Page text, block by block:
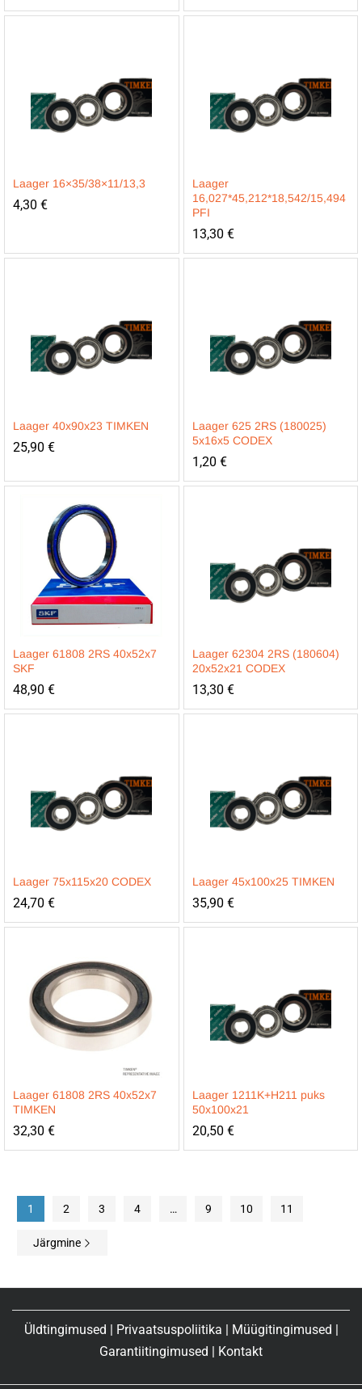
Laager 16×35/38×11/13,3
4,30 €
Laager
16,027*45,212*18,542/15,494
PFI
13,30 €
Laager 40x90x23 TIMKEN
25,90 €
Laager 625 2RS (180025)
5x16x5 CODEX
1,20 €
Laager 61808 2RS 40x52x7
SKF
48,90 €
Laager 62304 2RS (180604)
20x52x21 CODEX
13,30 €
Laager 75x115x20 CODEX
24,70 €
Laager 45x100x25 TIMKEN
35,90 €
Laager 61808 2RS 40x52x7
TIMKEN
32,30 €
Laager 1211K+H211 puks
50x100x21
20,50 €
1 2 3 4 … 9 10 11
Järgmine
Üldtingimused Privaatsuspoliitika Müügitingimused
Garantiitingimused
Kontakt